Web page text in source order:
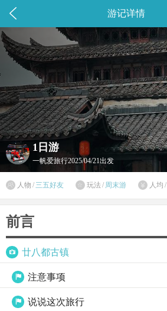
 游记详情
1日游
一帆爱旅行2025/04/21出发
 人物 / 三五好友  玩法 / 周末游  人均 /
前言
 廿八都古镇
 注意事项
 说说这次旅行